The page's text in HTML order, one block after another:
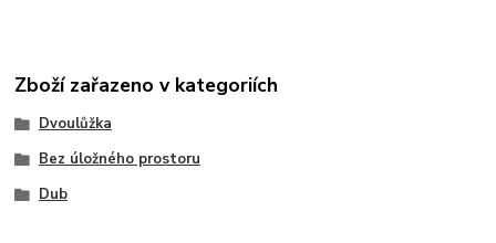
Zboží zařazeno v kategoriích
Dvoulůžka
Bez úložného prostoru
Dub